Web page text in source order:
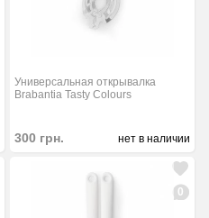
Универсальная открывалка
Brabantia Tasty Colours
300 грн. нет в наличии
0